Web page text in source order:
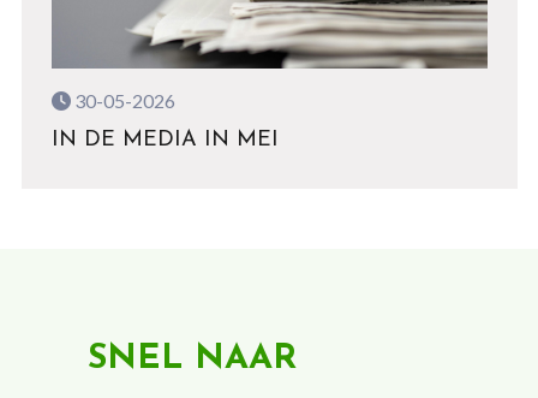
30-05-2026
IN DE MEDIA IN MEI
SNEL NAAR